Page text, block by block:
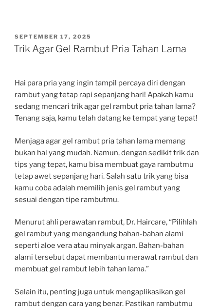
POSTED
ON
SEPTEMBER 17, 2025
Trik Agar Gel Rambut Pria Tahan Lama
Hai para pria yang ingin tampil percaya diri dengan
rambut yang tetap rapi sepanjang hari! Apakah kamu
sedang mencari trik agar gel rambut pria tahan lama?
Tenang saja, kamu telah datang ke tempat yang tepat!
Menjaga agar gel rambut pria tahan lama memang
bukan hal yang mudah. Namun, dengan sedikit trik dan
tips yang tepat, kamu bisa membuat gaya rambutmu
tetap awet sepanjang hari. Salah satu trik yang bisa
kamu coba adalah memilih jenis gel rambut yang
sesuai dengan tipe rambutmu.
Menurut ahli perawatan rambut, Dr. Haircare, “Pilihlah
gel rambut yang mengandung bahan-bahan alami
seperti aloe vera atau minyak argan. Bahan-bahan
alami tersebut dapat membantu merawat rambut dan
membuat gel rambut lebih tahan lama.”
Selain itu, penting juga untuk mengaplikasikan gel
rambut dengan cara yang benar. Pastikan rambutmu